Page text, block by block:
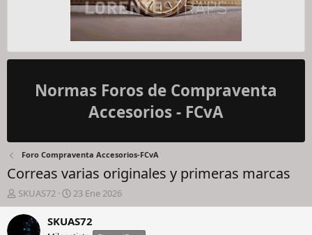
Normas Foros de Compraventa
Accesorios - FCvA
Foro Compraventa Accesorios-FCvA
Correas varias originales y primeras marcas
I
n
i
SKUAS72
F
e
c
h
23 Ene 2026
SKUAS72